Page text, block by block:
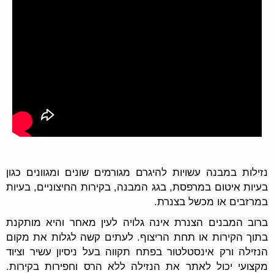
נזילות במבנה עשויות להיגרם מגורמים שונים ומגוונים כגון
בעיות איטום במרפסת, בגג המבנה, בקירות החיצוניים, בעיות
במרזבים או מכשל בצנרת.
ברוב המבנים הצנרת אינה גלויה לעין מאחר והיא מותקנת
בתוך הקירות או תחת הריצוף. לעתים קשה לגלות את מקום
הנזילה ורק אינסטלטור בפתח תקווה בעל ניסיון עשיר וציוד
מקצועי יכול לאתר את הנזילה ללא הרס וחפירות בקירות.